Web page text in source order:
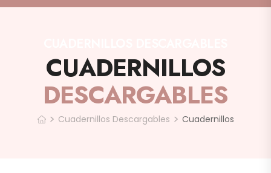
CUADERNILLOS
DESCARGABLES
> Cuadernillos Descargables > Cuadernillos